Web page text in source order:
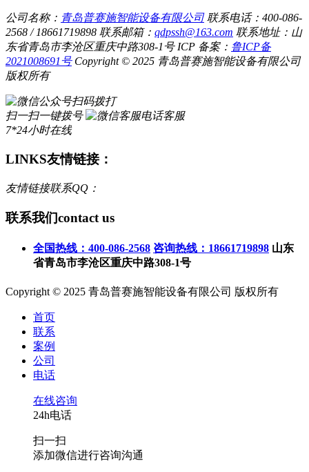
公司名称： 青岛普赛施智能设备有限公司 联系电话：400-086-
2568 / 18661719898 联系邮箱： qdpssh@163.com 联系地址：山
东省青岛市李沧区重庆中路308-1号 ICP 备案： 鲁ICP备
2021008691号 Copyright © 2025 青岛普赛施智能设备有限公司
版权所有
扫码拨打
扫一扫一键拨号
电话客服
7*24小时在线
LINKS友情链接：
友情链接联系QQ：
联系我们contact us
全国热线：400-086-2568 咨询热线：18661719898 山东
省青岛市李沧区重庆中路308-1号
Copyright © 2025 青岛普赛施智能设备有限公司 版权所有
首页
联系
案例
公司
电话
在线咨询
24h电话
扫一扫
添加微信进行咨询沟通